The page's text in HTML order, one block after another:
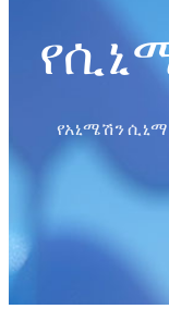
የአኒሜሽን ሲኒማ